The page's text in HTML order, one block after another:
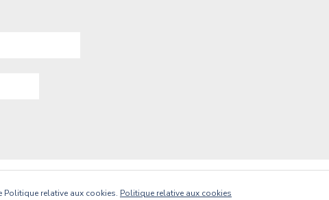
relative aux cookies. Politique relative aux cookies